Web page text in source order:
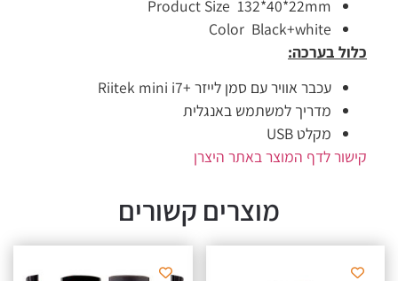
Product Size 132*40*22mm
Color Black+white
כלול בערכה:
עכבר אוויר עם סמן לייזר +Riitek mini i7
מדריך למשתמש באנגלית
מקלט USB
קישור לדף המוצר באתר היצרן
מוצרים קשורים